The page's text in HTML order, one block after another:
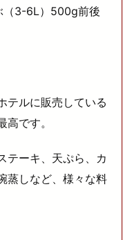
（3-6L）500g前後
テルに販売している
です。
テーキ、天ぷら、カ
蒸しなど、様々な料